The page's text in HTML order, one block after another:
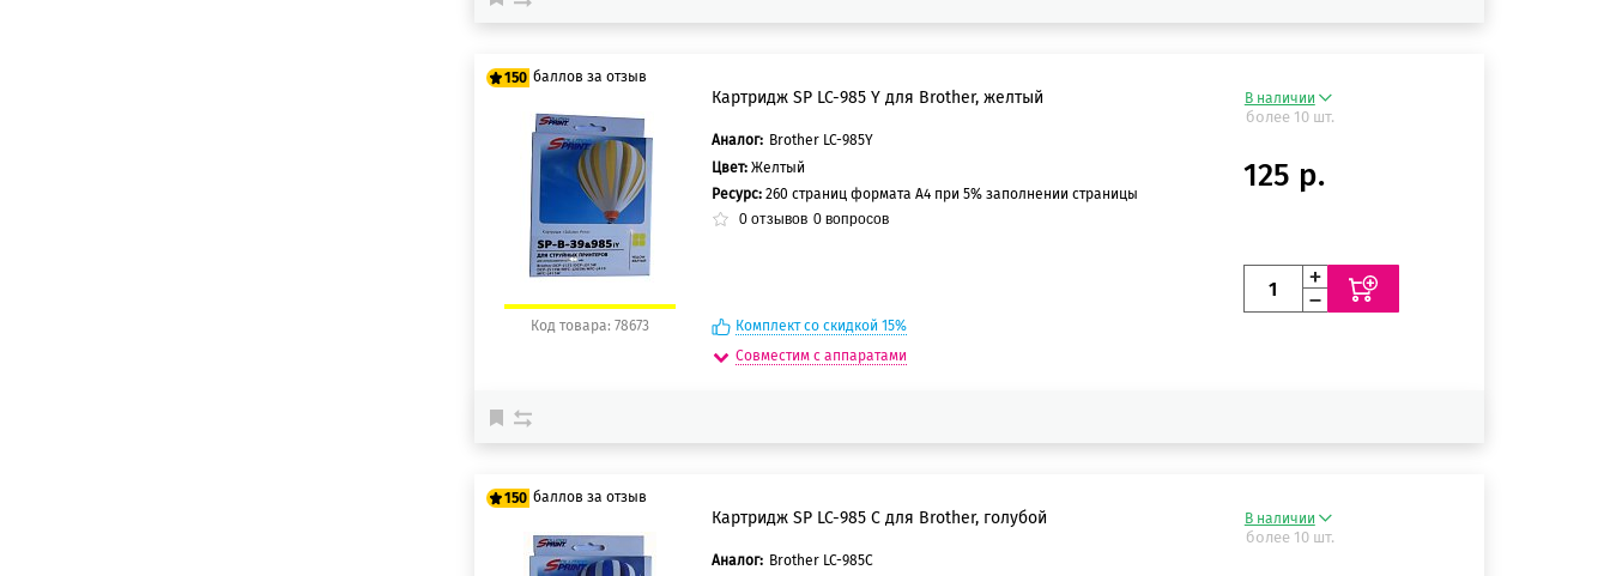
150 баллов за отзыв
125 баллов
150 баллов
В наличии
более 10 шт.
Код товара: 78673
Картридж SP LC-985 Y для Brother, желтый
Аналог: Brother LC-985Y
Цвет: Желтый
Ресурс: 260 страниц формата А4 при 5% заполнении страницы
0отзывов 0вопросов
Совместим с аппаратами
Комплект со скидкой 15%
125 р.
150 баллов за отзыв
125 баллов
В наличии
более 10 шт.
Картридж SP LC-985 C для Brother, голубой
Аналог: Brother LC-985C